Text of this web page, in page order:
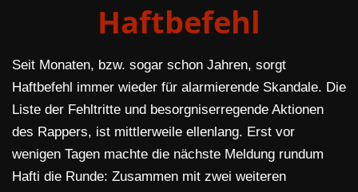
Haftbefehl
Seit Monaten, bzw. sogar schon Jahren, sorgt
Haftbefehl immer wieder für alarmierende Skandale. Die
Liste der Fehltritte und besorgniserregende Aktionen
des Rappers, ist mittlerweile ellenlang. Erst vor
wenigen Tagen machte die nächste Meldung rundum
Hafti die Runde: Zusammen mit zwei weiteren